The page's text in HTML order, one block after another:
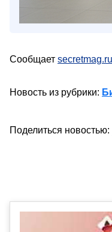
Сообщает secretmag.ru
Новость из рубрики:
Поделиться новостью: